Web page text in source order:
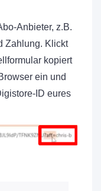
Anbieter, z.B.
Zahlung. Klickt
kopiert
ein und
ID eures